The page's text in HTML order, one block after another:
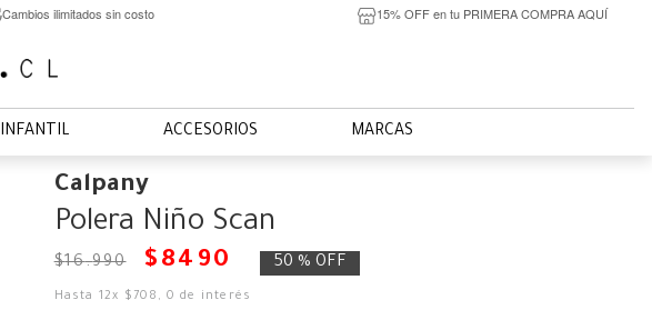
Cambios ilimitados sin costo 15% OFF en tu PRIMERA COMPRA AQUÍ
INFANTIL ACCESORIOS MARCAS
Calpany
Polera Niño Scan
$16.990 $ 8490 50 % OFF
Hasta 12x $ 708 , 0 de interés